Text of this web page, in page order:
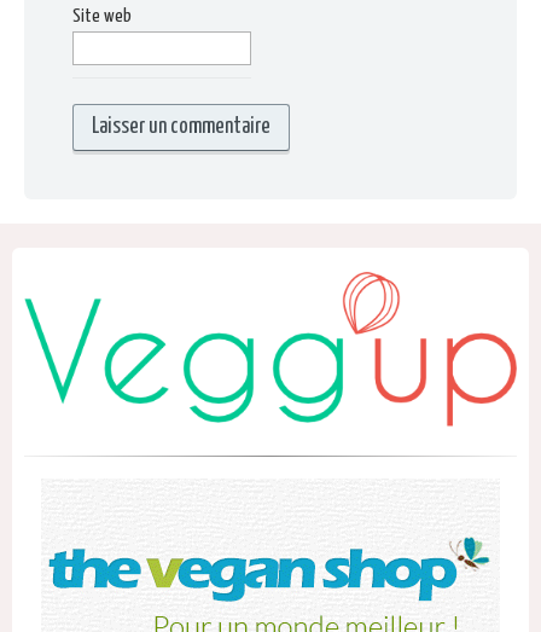
Site web